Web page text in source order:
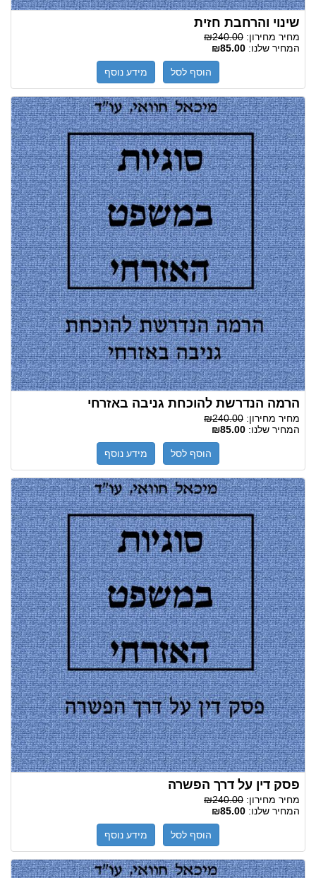
שינוי והרחבת חזית
מחיר מחירון: ₪240.00
המחיר שלנו: ₪85.00
הוסף לסל מידע נוסף
הרמה הנדרשת להוכחת גניבה באזרחי
מחיר מחירון: ₪240.00
המחיר שלנו: ₪85.00
הוסף לסל מידע נוסף
פסק דין על דרך הפשרה
מחיר מחירון: ₪240.00
המחיר שלנו: ₪85.00
הוסף לסל מידע נוסף